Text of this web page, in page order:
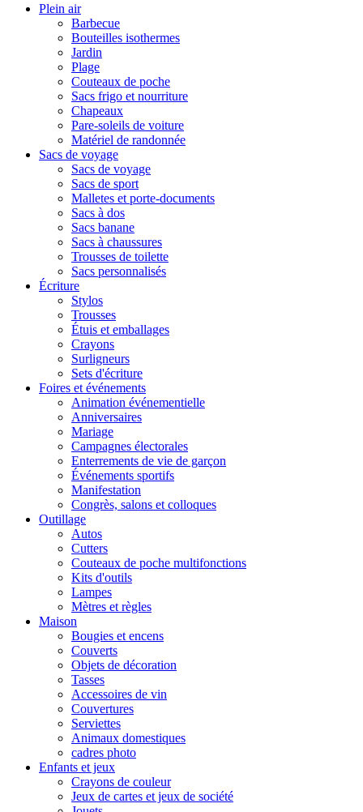
Plein air
Barbecue
Bouteilles isothermes
Jardin
Plage
Couteaux de poche
Sacs frigo et nourriture
Chapeaux
Pare-soleils de voiture
Matériel de randonnée
Sacs de voyage
Sacs de voyage
Sacs de sport
Malletes et porte-documents
Sacs à dos
Sacs banane
Sacs à chaussures
Trousses de toilette
Sacs personnalisés
Écriture
Stylos
Trousses
Étuis et emballages
Crayons
Surligneurs
Sets d'écriture
Foires et événements
Animation événementielle
Anniversaires
Mariage
Campagnes électorales
Enterrements de vie de garçon
Événements sportifs
Manifestation
Congrès, salons et colloques
Outillage
Autos
Cutters
Couteaux de poche multifonctions
Kits d'outils
Lampes
Mètres et règles
Maison
Bougies et encens
Couverts
Objets de décoration
Tasses
Accessoires de vin
Couvertures
Serviettes
Animaux domestiques
cadres photo
Enfants et jeux
Crayons de couleur
Jeux de cartes et jeux de société